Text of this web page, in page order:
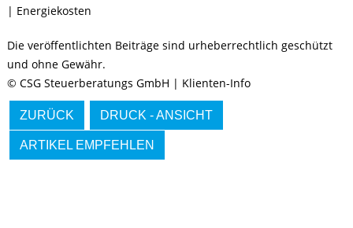
| Energiekosten
Die veröffentlichten Beiträge sind urheberrechtlich geschützt
und ohne Gewähr.
© CSG Steuerberatungs GmbH | Klienten-Info
ZURÜCK DRUCK - ANSICHT
ARTIKEL EMPFEHLEN